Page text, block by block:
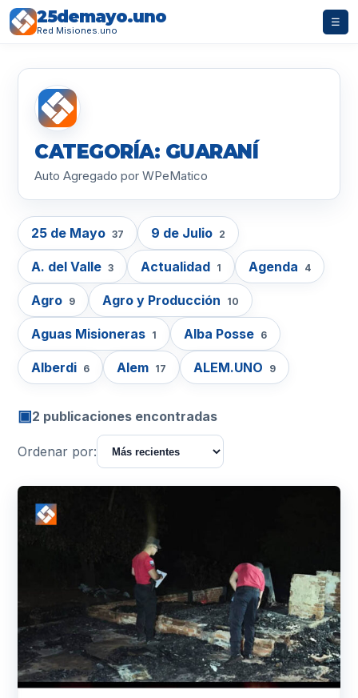
25demayo.uno
Red Misiones.uno
☰
CATEGORÍA: GUARANÍ
Auto Agregado por WPeMatico
25 de Mayo 37 9 de Julio 2
A. del Valle 3 Actualidad 1 Agenda 4
Agro 9 Agro y Producción 10
Aguas Misioneras 1 Alba Posse 6
Alberdi 6 Alem 17 ALEM.UNO 9
▣2 publicaciones encontradas
Ordenar por: